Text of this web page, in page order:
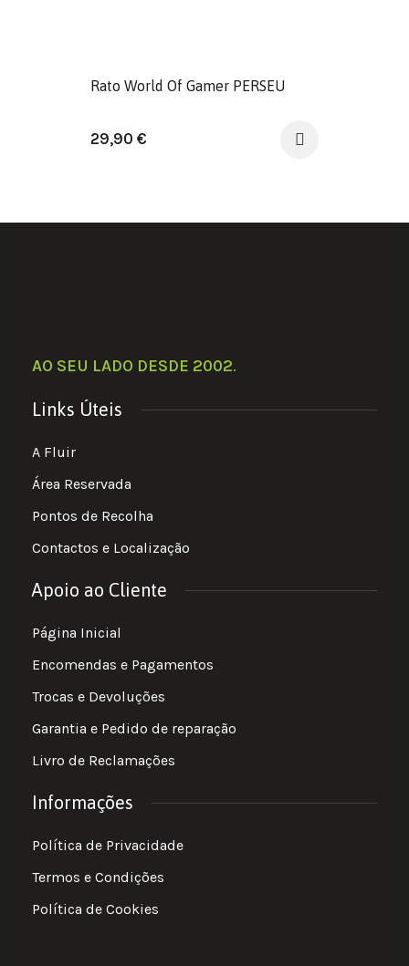
Rato World Of Gamer PERSEU
29,90 €
AO SEU LADO DESDE 2002.
Links Úteis
A Fluir
Área Reservada
Pontos de Recolha
Contactos e Localização
Apoio ao Cliente
Página Inicial
Encomendas e Pagamentos
Trocas e Devoluções
Garantia e Pedido de reparação
Livro de Reclamações
Informações
Política de Privacidade
Termos e Condições
Política de Cookies